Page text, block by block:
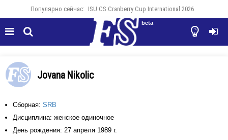
Популярно сейчас: ISU CS Cranberry Cup International 2026
  

beta
Jovana Nikolic
Сборная: SRB
Дисциплина: женское одиночное
День рождения: 27 апреля 1989 г.